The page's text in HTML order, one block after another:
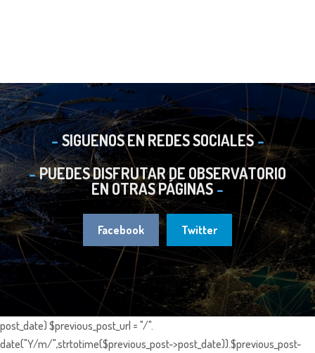
SIGUENOS EN REDES SOCIALES
PUEDES DISFRUTAR DE OBSERVATORIO
EN OTRAS PÁGINAS
Facebook Twitter
post_date) $previous_post_url = "/".
date("Y/m/",strtotime($previous_post->post_date)).$previous_post-